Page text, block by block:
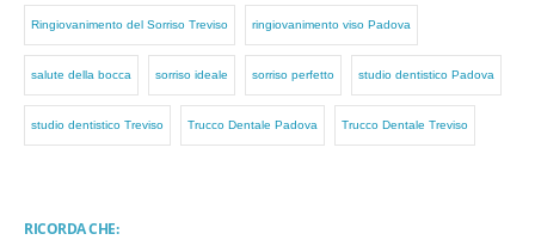
Ringiovanimento del Sorriso Treviso ringiovanimento viso Padova
salute della bocca sorriso ideale sorriso perfetto studio dentistico Padova
studio dentistico Treviso Trucco Dentale Padova Trucco Dentale Treviso
RICORDA CHE: